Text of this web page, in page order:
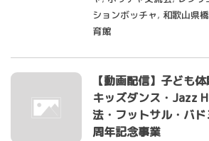
ションボッチャ, 和歌山県
育館
【動画配信】子ども
キッズダンス・Jazz
法・フットサル・バ
周年記念事業